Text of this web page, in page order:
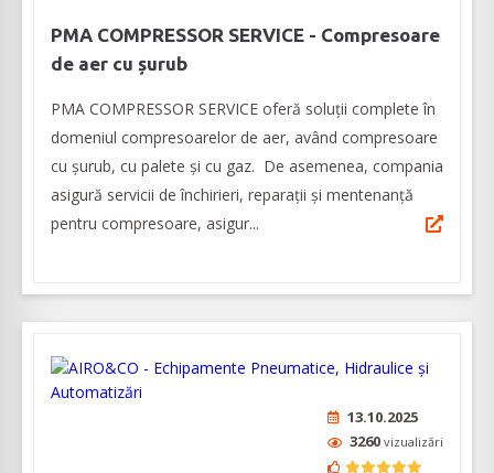
PMA COMPRESSOR SERVICE - Compresoare
de aer cu șurub
PMA COMPRESSOR SERVICE oferă soluții complete în
domeniul compresoarelor de aer, având compresoare
cu șurub, cu palete și cu gaz. De asemenea, compania
asigură servicii de închirieri, reparații și mentenanță
pentru compresoare, asigur...
13.10.2025
3260 vizualizări